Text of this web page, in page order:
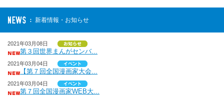
新着情報・お知らせ
2021年03月08日
第３回世界まんがセンバ...
2021年03月04日
【第７回全国漫画家大会...
2021年03月04日
第７回全国漫画家WEB大...